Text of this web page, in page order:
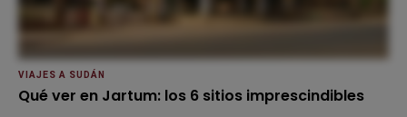
VIAJES A SUDÁN
Qué ver en Jartum: los 6 sitios imprescindibles